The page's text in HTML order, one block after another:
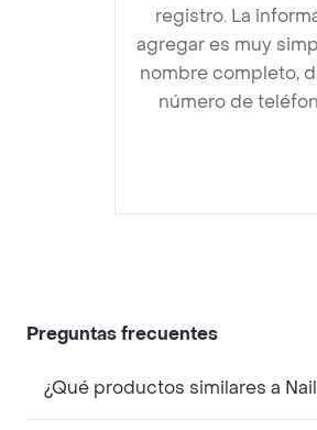
registro. La
agregar es muy
nombre completo,
número de
Preguntas frecuentes